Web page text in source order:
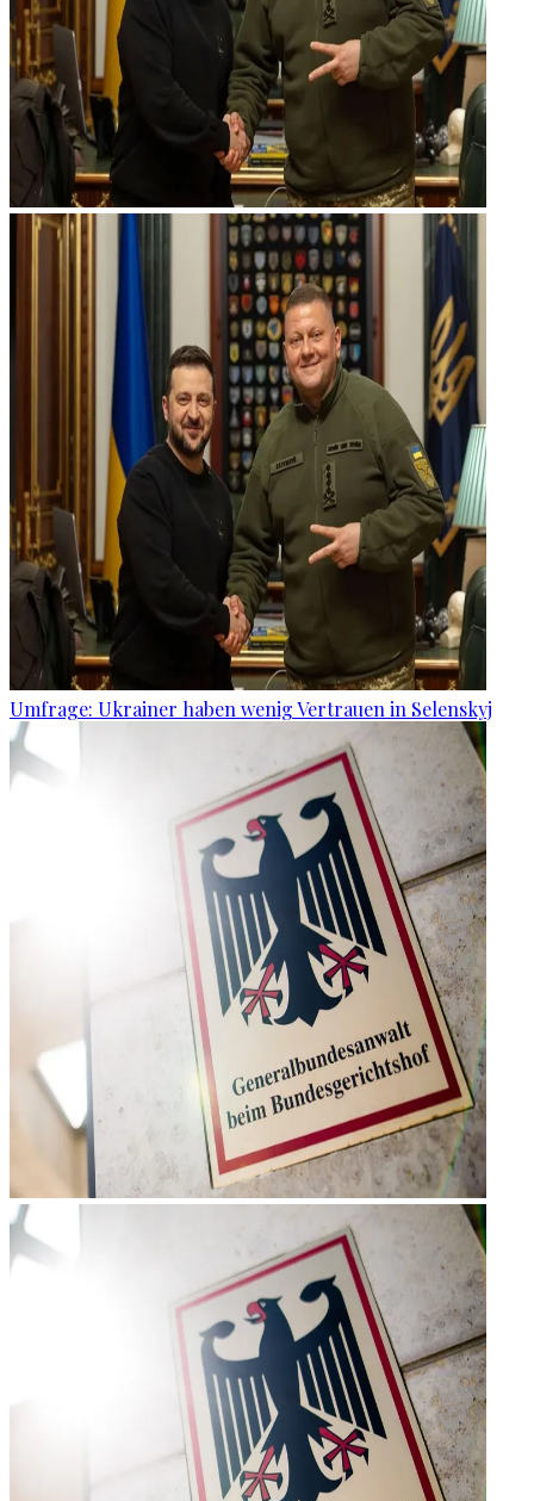
Umfrage: Ukrainer haben wenig Vertrauen in Selenskyj